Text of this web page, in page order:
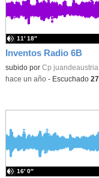
Inventos Radio 6B
Contenido educativo.
subido por Cp
11′ 18″
-hace un año- Escuchado 27
16′ 0″